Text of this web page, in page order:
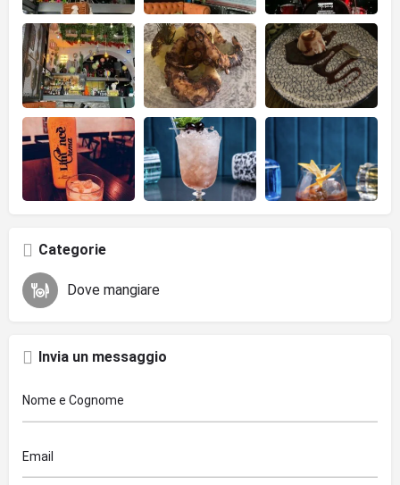
Categorie
Dove mangiare
Invia un messaggio